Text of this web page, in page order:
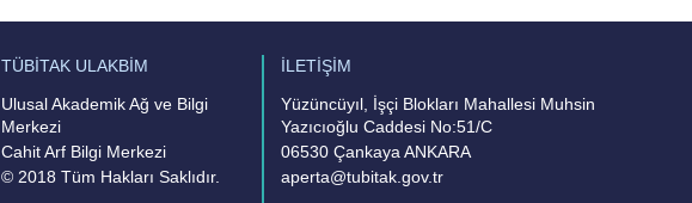
TÜBİTAK ULAKBİM
Ulusal Akademik Ağ ve Bilgi
Merkezi
Cahit Arf Bilgi Merkezi
© 2018 Tüm Hakları Saklıdır.
İLETİŞİM
Yüzüncüyıl, İşçi Blokları Mahallesi Muhsin
Yazıcıoğlu Caddesi No:51/C
06530 Çankaya ANKARA
aperta@tubitak.gov.tr